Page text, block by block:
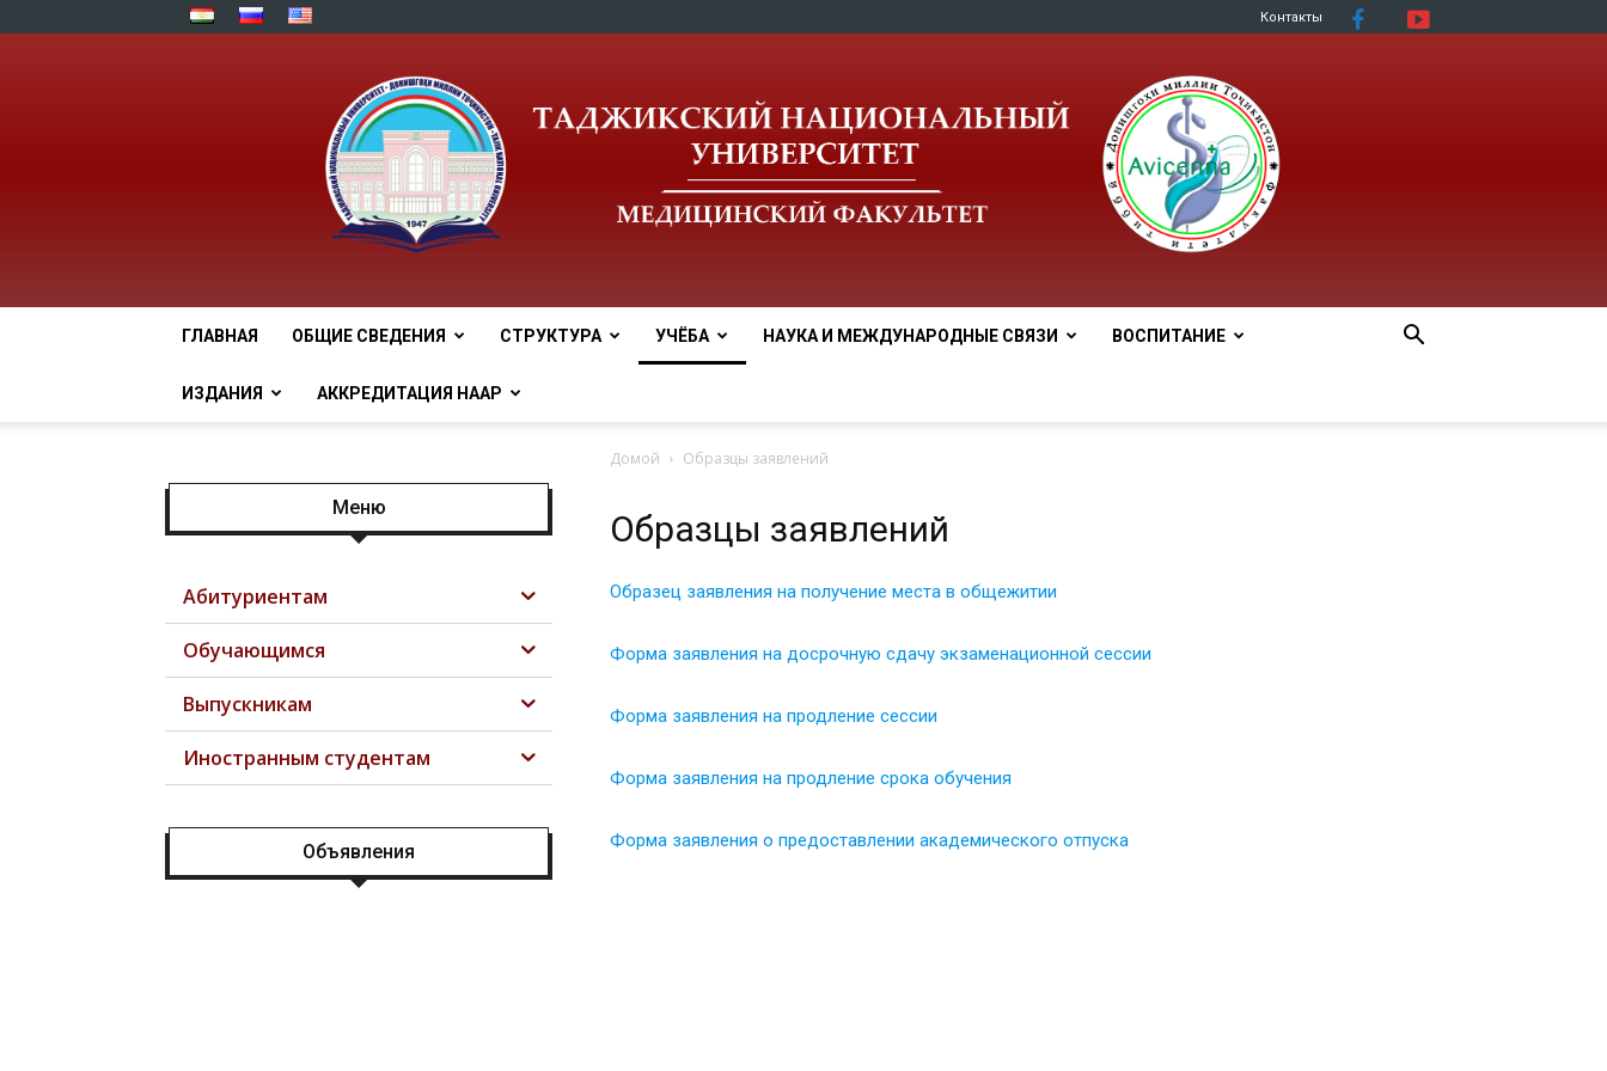
Контакты
факультет
ГЛАВНАЯ ОБЩИЕ СВЕДЕНИЯ СТРУКТУРА УЧЁБА НАУКА И МЕЖДУНАРОДНЫЕ СВЯЗИ ВОСПИТАНИЕ
ИЗДАНИЯ АККРЕДИТАЦИЯ НААР
Домой Образцы заявлений
Образцы заявлений
Образец заявления на получение места в общежитии
Форма заявления на досрочную сдачу экзаменационной сессии
Форма заявления на продление сессии
Форма заявления на продление срока обучения
Форма заявления о предоставлении академического отпуска
Меню
Абитуриентам
Обучающимся
Выпускникам
Иностранным студентам
Объявления